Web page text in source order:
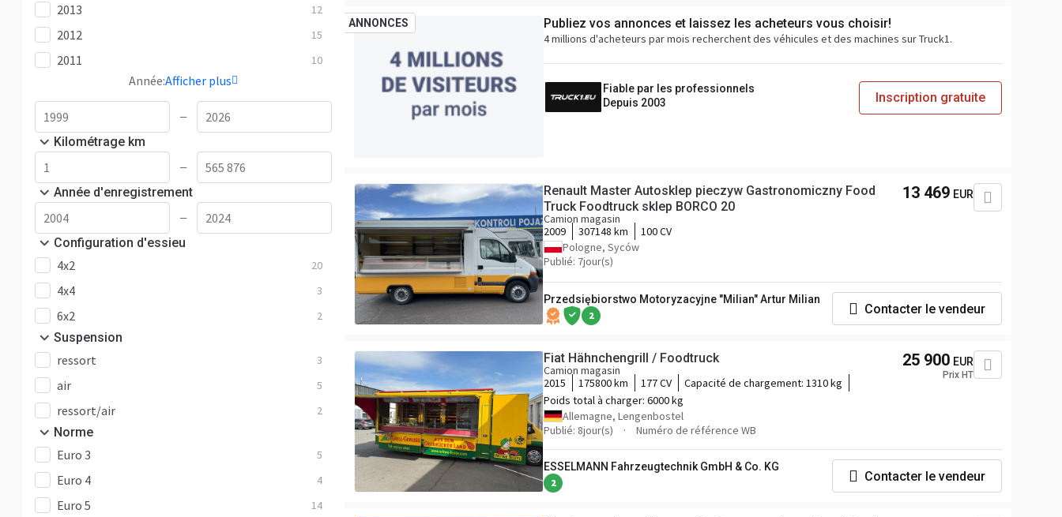
2013 12
2012 15
2011 10
Année:Afficher plus
—
Kilométrage km
—
Année d'enregistrement
—
Configuration d'essieu
4x2 20
4x4 3
6x2 2
Suspension
ressort 3
air 5
ressort/air 2
Norme
Euro 3 5
Euro 4 4
Euro 5 14
ANNONCES Publiez vos annonces et laissez les acheteurs vous choisir!
4 millions d'acheteurs par mois recherchent des véhicules et des machines sur Truck1.
Fiable par les professionnels
Depuis 2003
Inscription gratuite
Renault Master Autosklep pieczyw Gastronomiczny Food
Truck Foodtruck sklep BORCO 20
Camion magasin
2009
307148 km
100 CV
Pologne, Syców
Publié: 7jour(s)
13 469 EUR
Przedsiębiorstwo Motoryzacyjne "Milian" Artur Milian
2 Contacter le vendeur
Fiat Hähnchengrill / Foodtruck
Camion magasin
2015
175800 km 177 CV Capacité de chargement: 1310 kg
Poids total à charger: 6000 kg
Allemagne, Lengenbostel
Publié: 8jour(s)
Numéro de référence WB
25 900 EUR
Prix HT
ESSELMANN Fahrzeugtechnik GmbH & Co. KG
2 Contacter le vendeur